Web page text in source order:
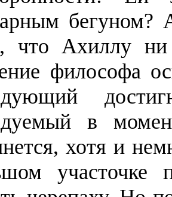
что Ахиллу
философа
в
хотя и
участочке